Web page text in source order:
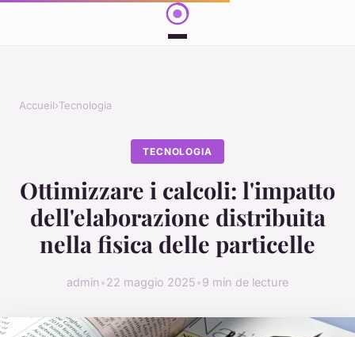
Accueil›Tecnologia
TECNOLOGIA
Ottimizzare i calcoli: l'impatto
dell'elaborazione distribuita
nella fisica delle particelle
admin•22 maggio 2025•9 min de lecture